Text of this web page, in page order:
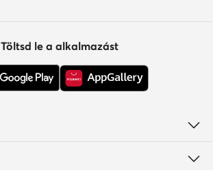
Töltsd le a alkalmazást